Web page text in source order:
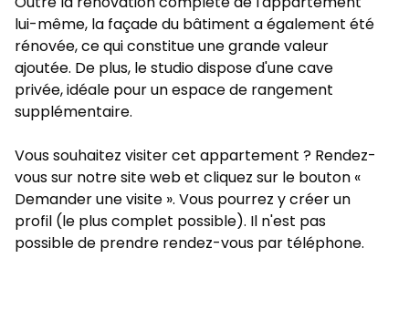
lui-même, la façade du bâtiment a également été
rénovée, ce qui constitue une grande valeur
ajoutée. De plus, le studio dispose d'une cave
privée, idéale pour un espace de rangement
supplémentaire.
Vous souhaitez visiter cet appartement ? Rendez-
vous sur notre site web et cliquez sur le bouton «
Demander une visite ». Vous pourrez y créer un
profil (le plus complet possible). Il n'est pas
possible de prendre rendez-vous par téléphone.